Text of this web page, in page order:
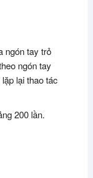
ngón tay trỏ
ngón tay
lại thao tác
200 lần.